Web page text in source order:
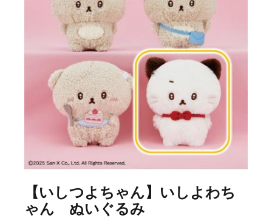
【いしつよちゃん】いしよわち
ゃん ぬいぐるみ